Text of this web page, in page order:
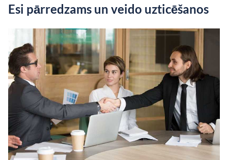
Esi pārredzams un veido uzticēšanos